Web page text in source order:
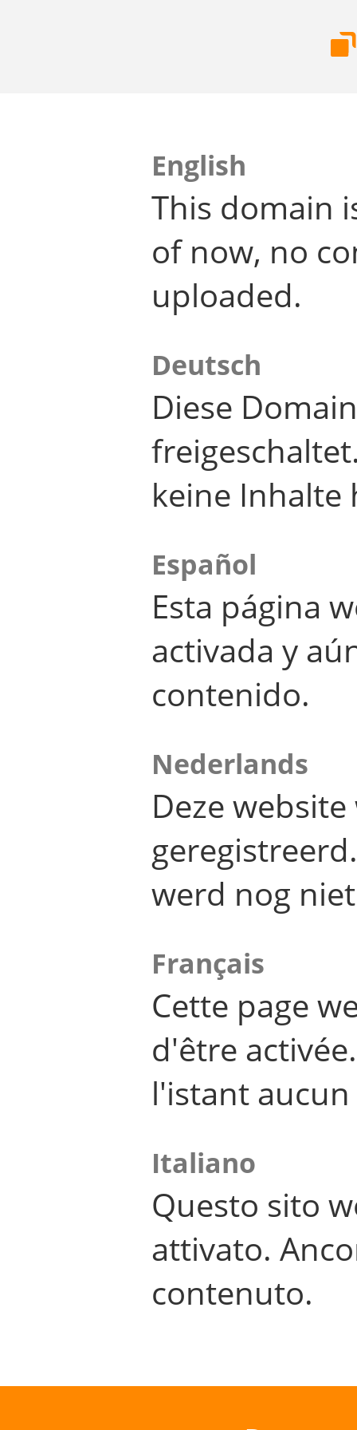
English
This domain
of now, no
uploaded.
Deutsch
Diese
keine Inhalte
Español
Esta página
activada y
contenido.
Nederlands
Deze
werd nog
Français
Cette page
d'être
l'istant
Italiano
Questo sito
attivato.
contenuto.